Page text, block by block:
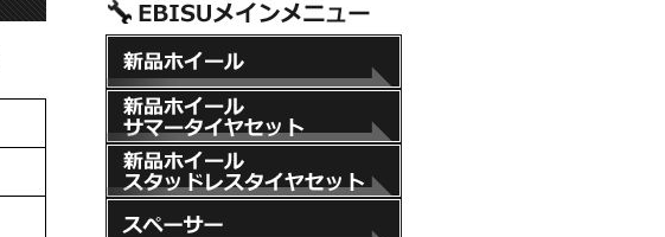
新品ホイール
新品ホイール+サマータイヤセット
新品ホイール+スタッドレスタイヤセット